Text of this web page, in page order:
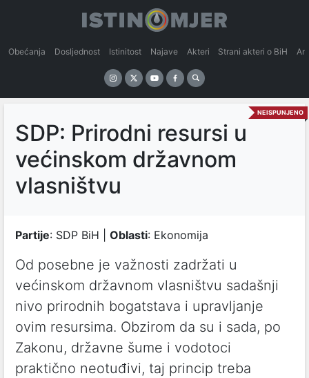
Obećanja Dosljednost Istinitost Najave Akteri Strani akteri o BiH
NEISPUNJENO
SDP: Prirodni resursi u
većinskom državnom
vlasništvu
Partije: SDP BiH | Oblasti: Ekonomija
Od posebne je važnosti zadržati u
većinskom državnom vlasništvu sadašnji
nivo prirodnih bogatstava i upravljanje
ovim resursima. Obzirom da su i sada, po
Zakonu, državne šume i vodotoci
praktično neotuđivi, taj princip treba